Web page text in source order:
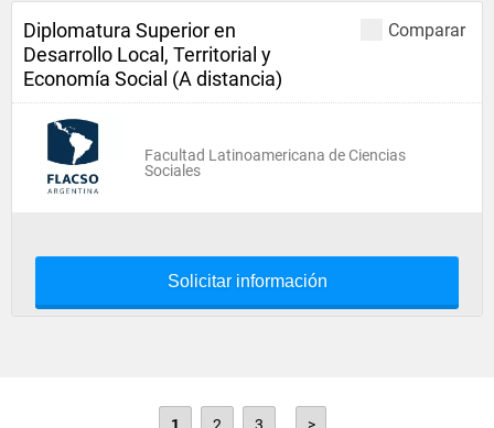
Comparar
Diplomatura Superior en
Desarrollo Local, Territorial y
Economía Social (A distancia)
Facultad Latinoamericana de Ciencias
Sociales
Solicitar información